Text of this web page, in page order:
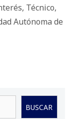
, Técnico,
Autónoma de
BUSCAR